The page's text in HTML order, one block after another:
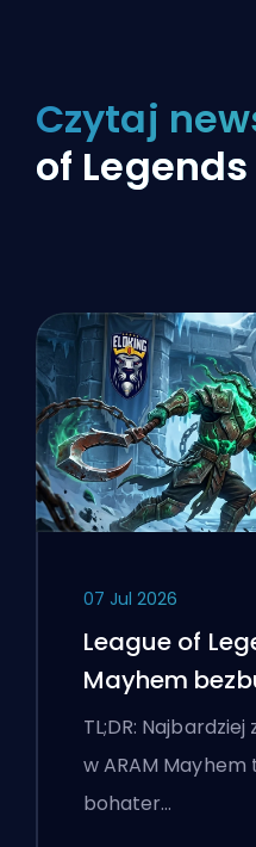
Czytaj
of Legends
07 Jul 2026
League of
Mayhem
TL;DR:
w ARAM
bohater…